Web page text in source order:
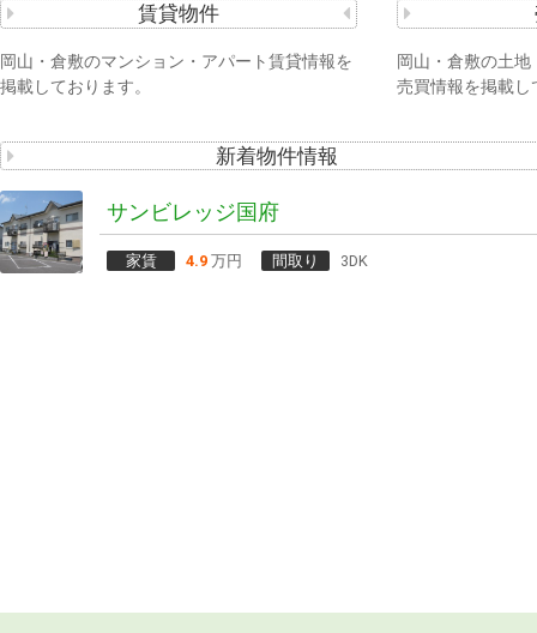
賃貸物件
岡山・倉敷のマンション・アパート賃貸情報を
掲載しております。
岡山・倉敷の土
売買情報を掲載し
新着物件情報
サンビレッジ国府
家賃 4.9 万円 間取り 3DK